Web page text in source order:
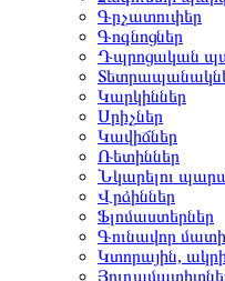
Գրչատուփեր
Գոգնոցներ
Դպրոցական
Կարկիններ
Սրիչներ
Կավիճներ
Ռետիններ
Նկարելու
Վրձիններ
Ֆլոմաստերներ
Գունավոր
Կտորային,